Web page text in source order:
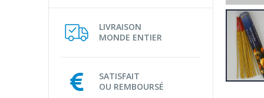
LIVRAISON
MONDE ENTIER
SATISFAIT
OU REMBOURSÉ